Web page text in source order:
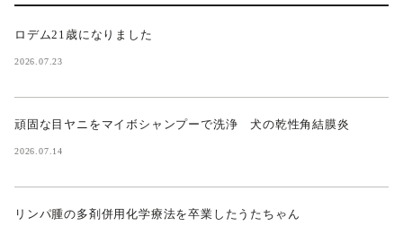
ロデム21歳になりました
2026.07.23
頑固な目ヤニをマイボシャンプーで洗浄 犬の乾性角結膜炎
2026.07.14
リンパ腫の多剤併用化学療法を卒業したうたちゃん